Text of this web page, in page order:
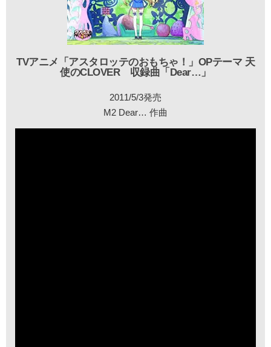
TVアニメ「アスタロッテのおもちゃ！」OPテーマ 天
使のCLOVER 収録曲「Dear…」
2011/5/3発売
M2 Dear… 作曲